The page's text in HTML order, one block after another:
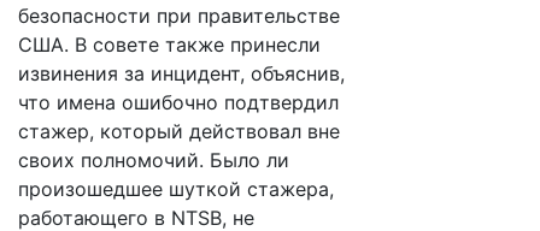
безопасности при правительстве
США. В совете также принесли
извинения за инцидент, объяснив,
что имена ошибочно подтвердил
стажер, который действовал вне
своих полномочий. Было ли
произошедшее шуткой стажера,
работающего в NTSB, не